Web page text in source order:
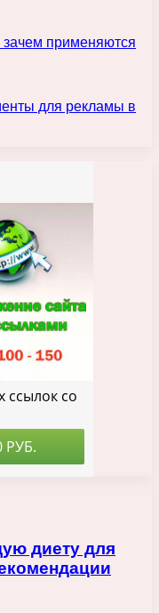
зачем применяются
для рекламы в
диету для